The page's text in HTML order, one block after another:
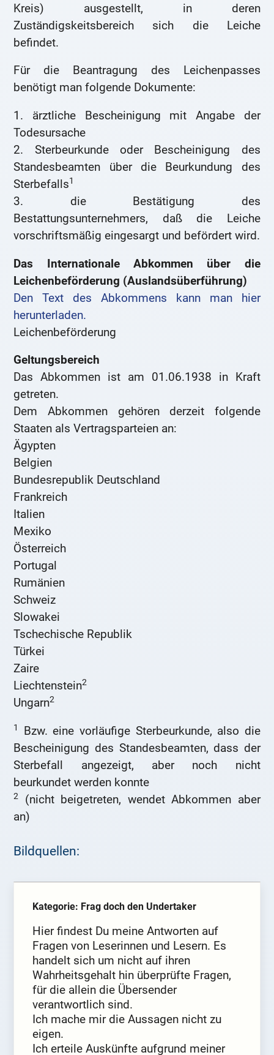
Kreis) ausgestellt, in deren
Zuständigskeitsbereich sich die Leiche
befindet.
Für die Beantragung des Leichenpasses
benötigt man folgende Dokumente:
1. ärztliche Bescheinigung mit Angabe der
Todesursache
2. Sterbeurkunde oder Bescheinigung des
Standesbeamten über die Beurkundung des
Sterbefalls1
3. die Bestätigung des
Bestattungsunternehmers, daß die Leiche
vorschriftsmäßig eingesargt und befördert wird.
Das Internationale Abkommen über die
Leichenbeförderung (Auslandsüberführung)
Den Text des Abkommens kann man hier
herunterladen.
Leichenbeförderung
Geltungsbereich
Das Abkommen ist am 01.06.1938 in Kraft
getreten.
Dem Abkommen gehören derzeit folgende
Staaten als Vertragsparteien an:
Ägypten
Belgien
Bundesrepublik Deutschland
Frankreich
Italien
Mexiko
Österreich
Portugal
Rumänien
Schweiz
Slowakei
Tschechische Republik
Türkei
Zaire
Liechtenstein2
Ungarn2
1
Bzw. eine vorläufige Sterbeurkunde, also die
Bescheinigung des Standesbeamten, dass der
Sterbefall angezeigt, aber noch nicht
beurkundet werden konnte
2
(nicht beigetreten, wendet Abkommen aber
an)
Bildquellen:
Kategorie: Frag doch den Undertaker
Hier findest Du meine Antworten auf
Fragen von Leserinnen und Lesern. Es
handelt sich um nicht auf ihren
Wahrheitsgehalt hin überprüfte Fragen,
für die allein die Übersender
verantwortlich sind.
Ich mache mir die Aussagen nicht zu
eigen.
Ich erteile Auskünfte aufgrund meiner